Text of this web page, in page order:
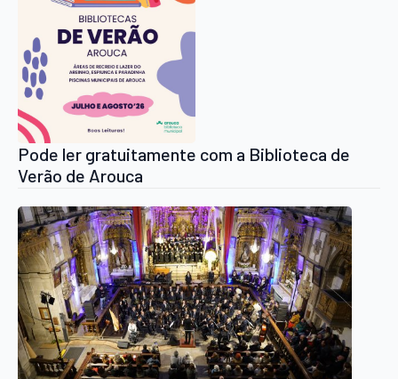
Pode ler gratuitamente com a Biblioteca de
Verão de Arouca